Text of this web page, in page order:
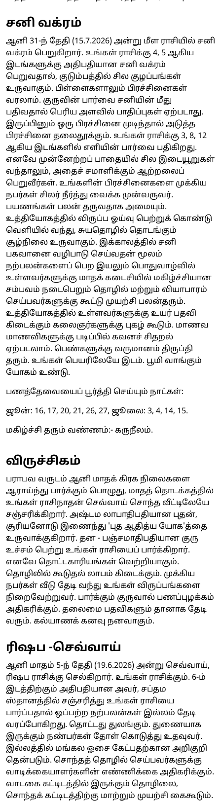
சனி வக்ரம்
ஆனி 31-ந் தேதி (15.7.2026) அன்று மீள ராசியில் சனி
வக்ரம் பெறுகிறார். உங்கள் ராசிக்கு 4, 5 ஆகிய
இடங்களுக்கு அதிபதியான சனி வக்ரம்
பெறுவதால், குடும்பத்தில் சில குழப்பங்கள்
உருவாகும். பிள்ளைகளாலும் பிரச்சினைகள்
வரலாம். குருவின் பார்வை சனியின் மீது
பதிவதால் பெரிய அளவில் பாதிப்புகள் ஏற்படாது.
இருப்பினும் ஒரு பிரச்சினை முடிந்தால் அடுத்த
பிரச்சினை தலைதூக்கும். உங்கள் ராசிக்கு 3, 8, 12
ஆகிய இடங்களில் எளியின் பார்வை பதிகிறது.
எனவே முன்னேற்றப் பாதையில் சில இடையூறுகள்
வந்தாலும், அதைச் சமாளிக்கும் ஆற்றலைப்
பெறுவீர்கள். உங்களின் பிரச்சினைகளை முக்கிய
நபர்கள் சிலர் நீர்த்து வைக்க முன்வருவர்.
பயணங்கள் பலன் தருவதாக அமையும்.
உத்தியோகத்தில் விருப்ப ஓய்வு பெற்றுக் கொண்டு
வெளியில் வந்து, சுயதொழில் தொடங்கும்
சூழ்நிலை உருவாகும். இக்காலத்தில் சனி
பகவானை வழிபாடு செய்வதன் மூலம்
நற்பலன்களைப் பெற இயலும் பொதுவாழ்வில்
உள்ளவர்களுக்கு மாதக் கடைசியில் மகிழ்ச்சியான
சம்பவம் நடைபெறும் தொழில் மற்றும் வியாபாரம்
செய்பவர்களுக்கு கூட்டு முயற்சி பலன்தரும்.
உத்தியோகத்தில் உள்ளவர்களுக்கு உயர் பதவி
கிடைக்கும் கலைஞர்களுக்கு புகழ் கூடும். மாணவ
மாணவிகளுக்கு படிப்பில் கவனச் சிதறல்
ஏற்படலாம். பெண்களுக்கு வருமானம் திருப்தி
தரும். உங்கள் பெயரிலேயே இடம். பூமி வாங்கும்
யோகம் உண்டு.
பணத்தேவையைப் பூர்த்தி செய்யும் நாட்கள்:
ஜூன்: 16, 17, 20, 21, 26, 27, ஜூலை: 3, 4, 14, 15.
மகிழ்ச்சி தரும் வண்ணம்:- கருநீலம்.
விருச்சிகம்
பராபவ வருடம் ஆனி மாதக் கிரக நிலைகளை
ஆராய்ந்து பார்க்கும் பொழுது, மாதத் தொடக்கத்தில்
உங்கள் ராசிநாதன் செவ்வாய் சொந்த வீட்டிலேயே
சஞ்சரிக்கிறார். அஷ்டம லாபாதிபதியான புதன்,
சூரியனோடு இணைந்து 'புத ஆதித்ய யோக'த்தை
உருவாக்குகிறார். தன - பஞ்சமாதிபதியான குரு
உச்சம் பெற்று உங்கள் ராசியைப் பார்க்கிறார்.
எனவே தொட்டகாரியங்கள் வெற்றியாகும்.
தொழிலில் கூடுதல் லாபம் கிடைக்கும். முக்கிய
நபர்கள் வீடு தேடி வந்து உங்கள் விருப்பங்களை
நிறைவேற்றுவர். பார்க்கும் குருவால் பணப்புழக்கம்
அதிகரிக்கும். தலைமை பதவிகளும் தானாக தேடி
வரும். கல்யாணக் கனவு நனவாகும்.
ரிஷப -செவ்வாய்
ஆனி மாதம் 5-ந் தேதி (19.6.2026) அன்று செவ்வாய்,
ரிஷப ராசிக்கு செல்கிறார். உங்கள் ராசிக்கும். 6-ம்
இடத்திற்கும் அதிபதியான அவர், சப்தம
ஸ்தானத்தில் சஞ்சரித்து உங்கள் ராசியை
பார்ப்பதால் ஒப்பற்ற நற்பலன்கள் இல்லம் தேடி
வரப்போகிறது. தொட்டது துலங்கும். துணையாக
இருக்கும் நண்பர்கள் தோள் கொடுத்து உதவுவர்.
இல்லத்தில் மங்கல ஓசை கேட்பதற்கான அறிகுறி
தென்படும். சொந்தத் தொழில் செய்பவர்களுக்கு
வாடிக்கையாளர்களின் எண்ணிக்கை அதிகரிக்கும்.
வாடகை கட்டிடத்தில் இருக்கும் தொழிலை,
சொந்தக் கட்டிடத்திற்கு மாற்றும் முயற்சி கைகூடும்.